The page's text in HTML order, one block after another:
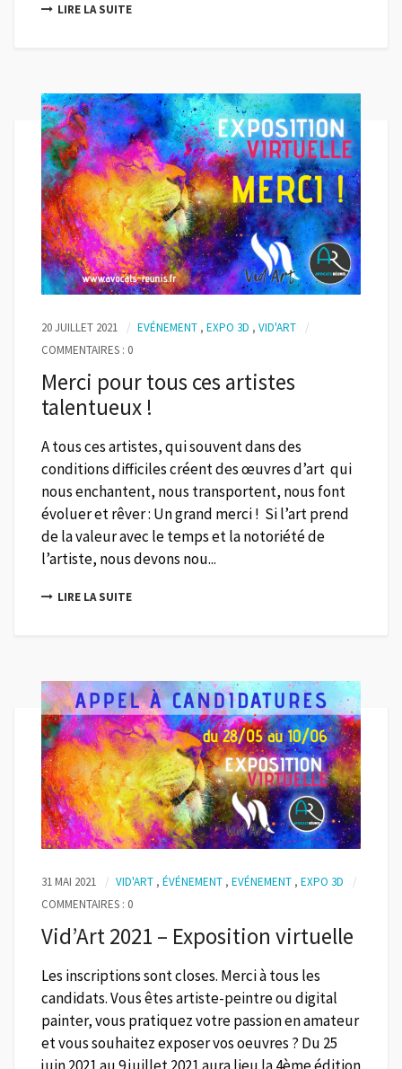
LIRE LA SUITE
20 JUILLET 2021 EVÉNEMENT , EXPO 3D , VID'ART
COMMENTAIRES : 0
Merci pour tous ces artistes
talentueux !
A tous ces artistes, qui souvent dans des
conditions difficiles créent des œuvres d’art qui
nous enchantent, nous transportent, nous font
évoluer et rêver : Un grand merci ! Si l’art prend
de la valeur avec le temps et la notoriété de
l’artiste, nous devons nou...
LIRE LA SUITE
31 MAI 2021 VID'ART , ÉVÉNEMENT , EVÉNEMENT , EXPO 3D
COMMENTAIRES : 0
Vid’Art 2021 – Exposition virtuelle
Les inscriptions sont closes. Merci à tous les
candidats. Vous êtes artiste-peintre ou digital
painter, vous pratiquez votre passion en amateur
et vous souhaitez exposer vos oeuvres ? Du 25